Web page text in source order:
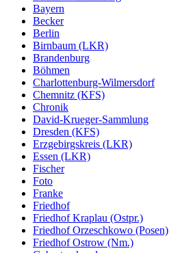
Bayern
Becker
Berlin
Birnbaum (LKR)
Brandenburg
Böhmen
Charlottenburg-Wilmersdorf
Chemnitz (KFS)
Chronik
David-Krueger-Sammlung
Dresden (KFS)
Erzgebirgskreis (LKR)
Essen (LKR)
Fischer
Foto
Franke
Friedhof
Friedhof Kraplau (Ostpr.)
Friedhof Orzeschkowo (Posen)
Friedhof Ostrow (Nm.)